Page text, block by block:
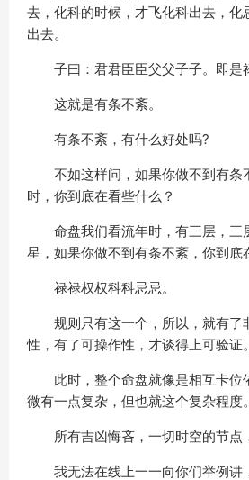
去，化科的时候，才飞化科出去，化
出去。
子曰：君君臣臣父父子子。即是
这就是有条不紊。
有条不紊，有什么好处吗?
不如这样问，如果你做不到有条
时，你到底在看些什么？
命盘我们看流年时，有三层，三
星，如果你做不到有条不紊，你到底
禄禄权权科科忌忌。
规则只有这一个，所以，就有了
性，有了可操作性，才谈得上可验证。
此时，整个命盘就像是相互卡位
微有一点复杂，但也就这个复杂程度。
所有吉凶悔吝，一切时空的节点
我无法在线上一一向你们举例讲